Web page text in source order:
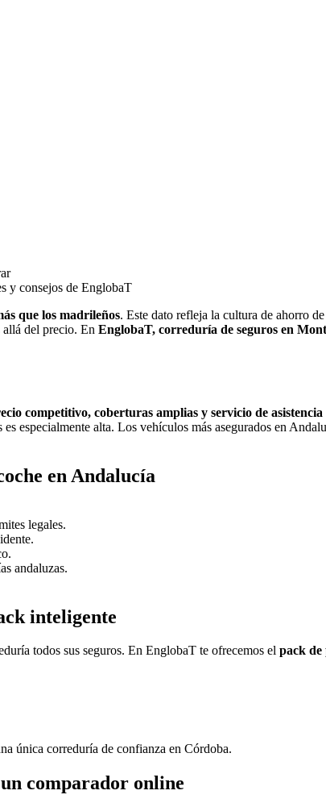
y consejos de EnglobaT
que los madrileños. Este dato refleja la cultura de ahorro
allá del precio. En EnglobaT, correduría de seguros en
competitivo, coberturas amplias y servicio de
especialmente alta. Los vehículos más asegurados en
en Andalucía
legales.
andaluzas.
inteligente
todos sus seguros. En EnglobaT te ofrecemos el pack de
única correduría de confianza en Córdoba.
comparador online